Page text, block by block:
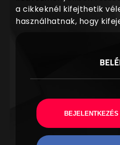
a cikkeknél kifejthetik
használhatnak, hogy